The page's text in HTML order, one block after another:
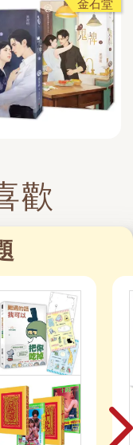
金石堂
歡